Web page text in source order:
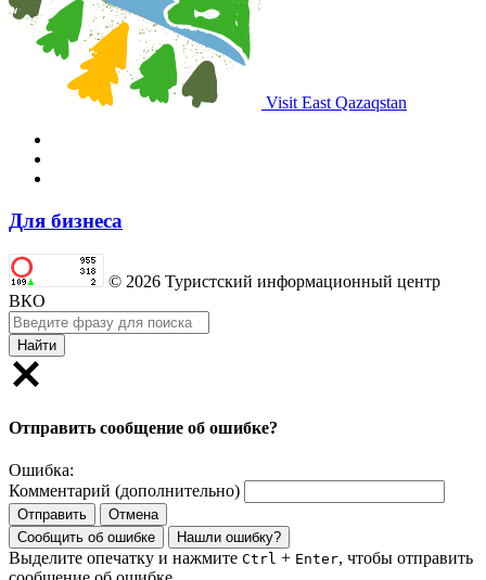
Visit East Qazaqstan
Для бизнеса
© 2026 Туристский информационный центр
ВКО
Найти
Отправить сообщение об ошибке?
Ошибка:
Комментарий (дополнительно)
Отправить
Отмена
Сообщить об ошибке
Нашли ошибку?
Выделите опечатку и нажмите Ctrl + Enter, чтобы отправить